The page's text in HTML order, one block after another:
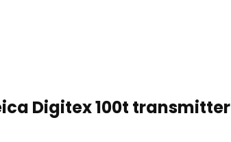
Digitex 100t transmitter